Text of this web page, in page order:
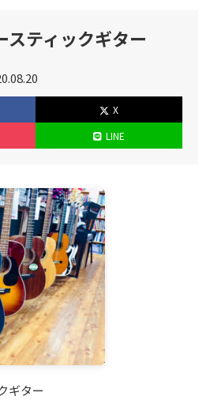
ティックギター
X
LINE
ギター